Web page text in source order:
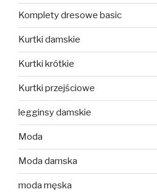
Komplety dresowe basic
Kurtki damskie
Kurtki krótkie
Kurtki przejściowe
legginsy damskie
Moda
Moda damska
moda męska